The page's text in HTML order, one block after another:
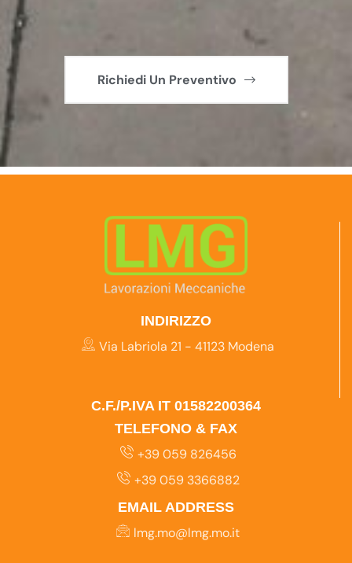
Richiedi Un Preventivo
INDIRIZZO
Via Labriola 21 - 41123 Modena
C.F./P.IVA IT 01582200364
TELEFONO & FAX
+39 059 826456
+39 059 3366882
EMAIL ADDRESS
lmg.mo@lmg.mo.it